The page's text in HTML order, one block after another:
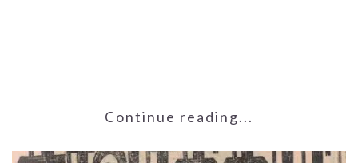
Continue reading...